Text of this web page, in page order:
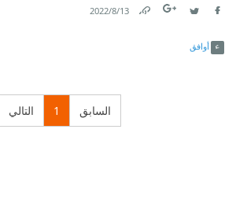
13‏/8‏/2022
أوافق
السابق 1 التالي